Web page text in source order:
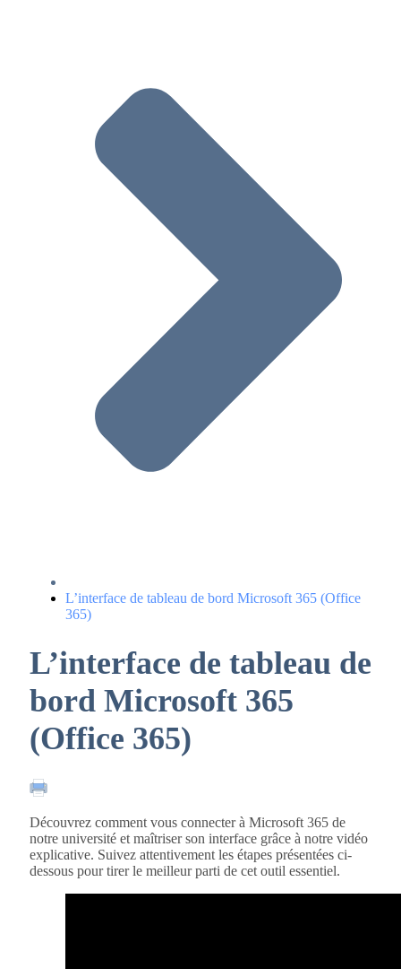
L’interface de tableau de bord Microsoft 365 (Office
365)
L’interface de tableau de
bord Microsoft 365
(Office 365)
Découvrez comment vous connecter à Microsoft 365 de
notre université et maîtriser son interface grâce à notre vidéo
explicative. Suivez attentivement les étapes présentées ci-
dessous pour tirer le meilleur parti de cet outil essentiel.